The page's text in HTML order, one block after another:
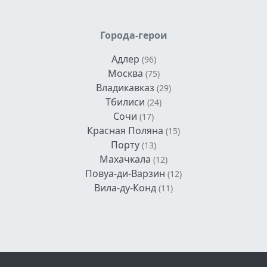
Города-герои
Адлер (96)
Москва (75)
Владикавказ (29)
Тбилиси (24)
Сочи (17)
Красная Поляна (15)
Порту (13)
Махачкала (12)
Повуа-ди-Варзин (12)
Вила-ду-Конд (11)